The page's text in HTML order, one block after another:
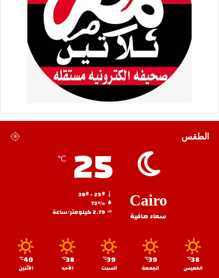
الطقس
Cairo
سماء صافية
25
℃
73%
2.79 كيلومتر/ساعة
38
℃
الخميس
39
℃
الجمعة
39
℃
السبت
38
℃
الأحد
40
℃
الأثنين